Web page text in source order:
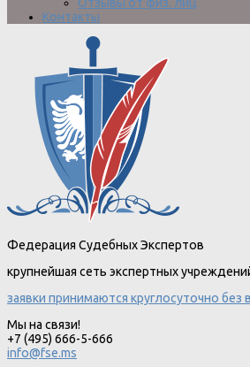
Отзывы от физ. лиц
Контакты
Федерация Судебных Экспертов
крупнейшая сеть экспертных
заявки принимаются круглосуточно
Мы на связи!
+7 (495) 666-5-666
info@fse.ms